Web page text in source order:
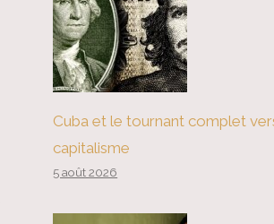
Cuba et le tournant complet
capitalisme
5 août 2026